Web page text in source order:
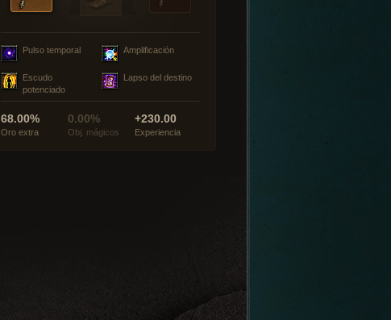
Pulso temporal Amplificación
Escudo
potenciado
Lapso del destino
68.00%
Oro extra
0.00%
Obj. mágicos
+230.00
Experiencia